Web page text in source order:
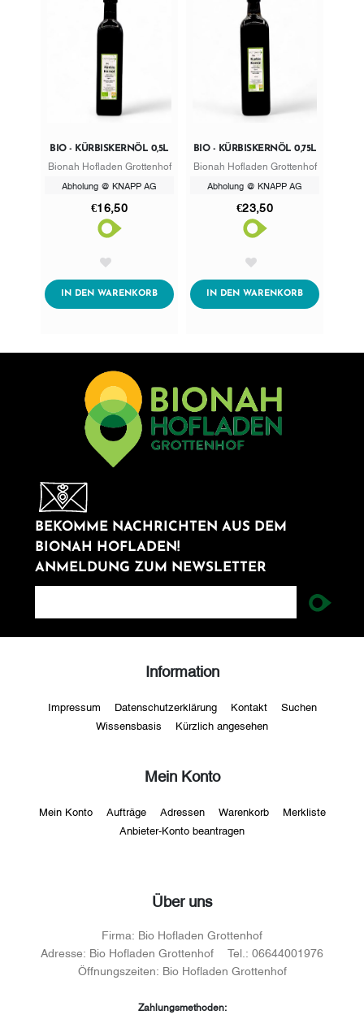
BIO - KÜRBISKERNÖL 0,5L
Bionah Hofladen Grottenhof
Abholung @ KNAPP AG
€16,50
IN DEN WARENKORBADDTOCART
BIO - KÜRBISKERNÖL 0,75L
Bionah Hofladen Grottenhof
Abholung @ KNAPP AG
€23,50
IN DEN WARENKORBADDTOCART
BEKOMME NACHRICHTEN AUS DEM
BIONAH HOFLADEN!
ANMELDUNG ZUM NEWSLETTER
newsletter
Information
Impressum Datenschutzerklärung Kontakt Suchen
Wissensbasis Kürzlich angesehen
Mein Konto
Mein Konto Aufträge Adressen Warenkorb Merkliste
Anbieter-Konto beantragen
Über uns
Firma: Bio Hofladen Grottenhof
Adresse: Bio Hofladen Grottenhof Tel.: 06644001976
Öffnungszeiten: Bio Hofladen Grottenhof
Zahlungsmethoden: